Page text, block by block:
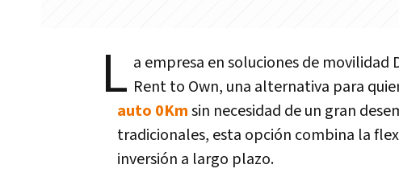
L a empresa en soluciones de
Rent to Own, una alternativa para
auto 0Kmsin necesidad de un gran
tradicionales, esta opción combina la
inversión a largo plazo.